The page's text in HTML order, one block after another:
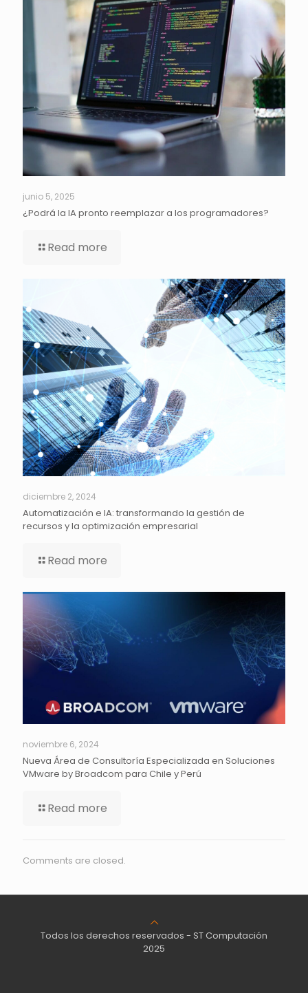
junio 5, 2025
¿Podrá la IA pronto reemplazar a los programadores?
Read more
diciembre 2, 2024
Automatización e IA: transformando la gestión de
recursos y la optimización empresarial
Read more
noviembre 6, 2024
Nueva Área de Consultoría Especializada en Soluciones
VMware by Broadcom para Chile y Perú
Read more
Comments are closed.
Todos los derechos reservados - ST Computación
2025